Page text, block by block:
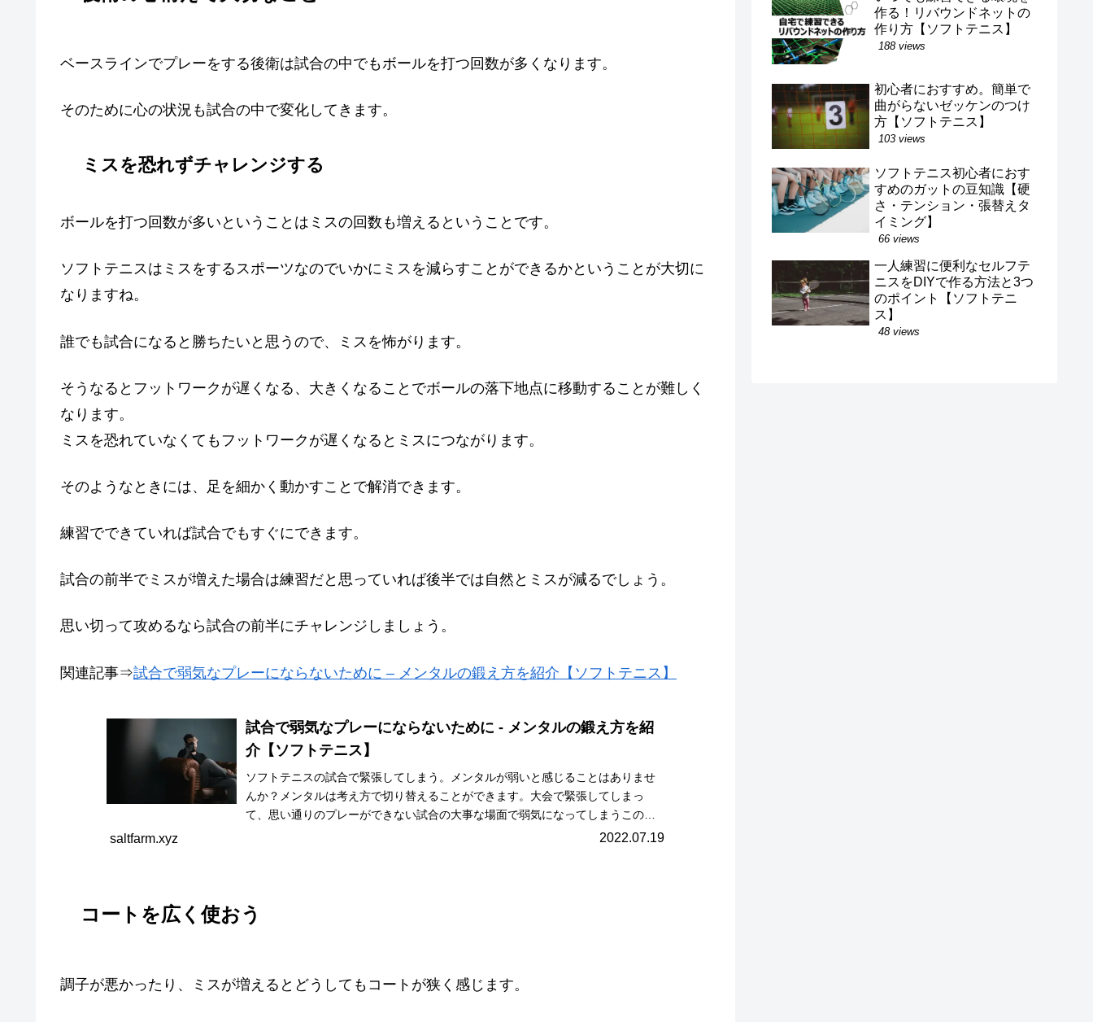
ベースラインでプレーをする後衛は試合の中でもボールを打つ回数が多くなります。
そのために心の状況も試合の中で変化してきます。
ミスを恐れずチャレンジする
ボールを打つ回数が多いということはミスの回数も増えるということです。
ソフトテニスはミスをするスポーツなのでいかにミスを減らすことができるかということが大切に
なりますね。
誰でも試合になると勝ちたいと思うので、ミスを怖がります。
そうなるとフットワークが遅くなる、大きくなることでボールの落下地点に移動することが難しく
なります。
ミスを恐れていなくてもフットワークが遅くなるとミスにつながります。
そのようなときには、足を細かく動かすことで解消できます。
練習でできていれば試合でもすぐにできます。
試合の前半でミスが増えた場合は練習だと思っていれば後半では自然とミスが減るでしょう。
思い切って攻めるなら試合の前半にチャレンジしましょう。
関連記事⇒試合で弱気なプレーにならないために – メンタルの鍛え方を紹介【ソフトテニス】
試合で弱気なプレーにならないために - メンタルの鍛え方を紹
介【ソフトテニス】
ソフトテニスの試合で緊張してしまう。メンタルが弱いと感じることはありませ
んか？メンタルは考え方で切り替えることができます。大会で緊張してしまっ
て、思い通りのプレーができない試合の大事な場面で弱気になってしまうこのよ
saltfarm.xyz 2022.07.19
コートを広く使おう
調子が悪かったり、ミスが増えるとどうしてもコートが狭く感じます。
作る！リバウンドネットの
作り方【ソフトテニス】
188 views
初心者におすすめ。簡単で
曲がらないゼッケンのつけ
方【ソフトテニス】
103 views
ソフトテニス初心者におす
すめのガットの豆知識【硬
さ・テンション・張替えタ
イミング】
66 views
一人練習に便利なセルフテ
ニスをDIYで作る方法と3つ
のポイント【ソフトテニ
ス】
48 views